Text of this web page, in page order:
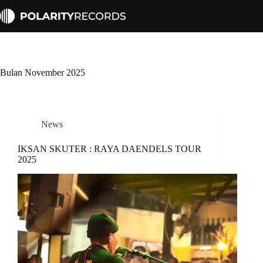
to
content
Bulan November 2025
News
IKSAN SKUTER : RAYA DAENDELS TOUR
2025